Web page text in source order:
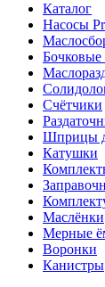
Каталог
Насосы
Счётчики
Шприцы
Катушки
Маслёнки
Мерные
Воронки
Канистры